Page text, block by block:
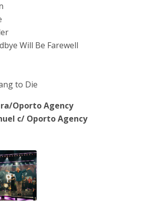
Will Be Farewell
to Die
Oporto Agency
c/ Oporto Agency